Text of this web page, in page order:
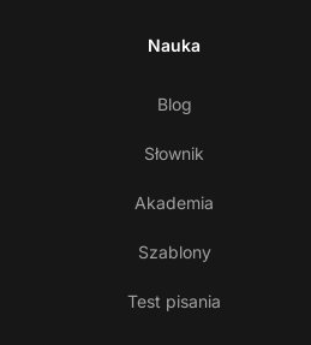
Nauka
Blog
Słownik
Akademia
Szablony
Test pisania